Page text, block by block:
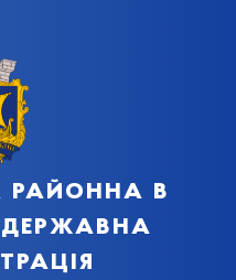
районна в
державна